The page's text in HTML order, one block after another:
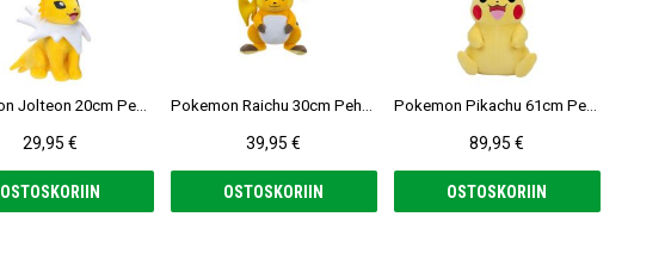
Pokemon Jolteon 20cm Pehmolelu
29,95 €
OSTOSKORIIN
Pokemon Raichu 30cm Pehmolelu
39,95 €
OSTOSKORIIN
Pokemon Pikachu 61cm Pehmolelu
89,95 €
OSTOSKORIIN